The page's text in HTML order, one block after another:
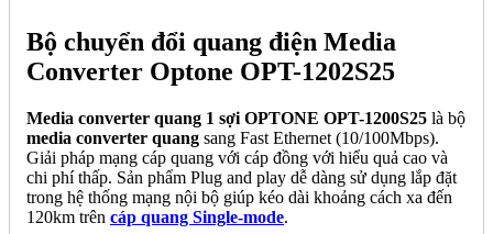
Bộ chuyển đổi quang điện Media
Converter Optone OPT-1202S25
Media converter quang 1 sợi OPTONE OPT-1200S25 là bộ
media converter quang sang Fast Ethernet (10/100Mbps).
Giải pháp mạng cáp quang với cáp đồng với hiểu quả cao và
chi phí thấp. Sản phẩm Plug and play dễ dàng sử dụng lắp đặt
trong hệ thống mạng nội bộ giúp kéo dài khoảng cách xa đến
120km trên cáp quang Single-mode.